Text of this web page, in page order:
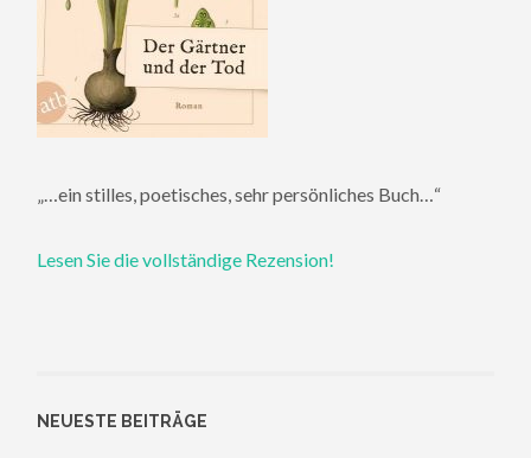
„…ein stilles, poetisches, sehr persönliches Buch…“
Lesen Sie die vollständige Rezension!
NEUESTE BEITRÄGE